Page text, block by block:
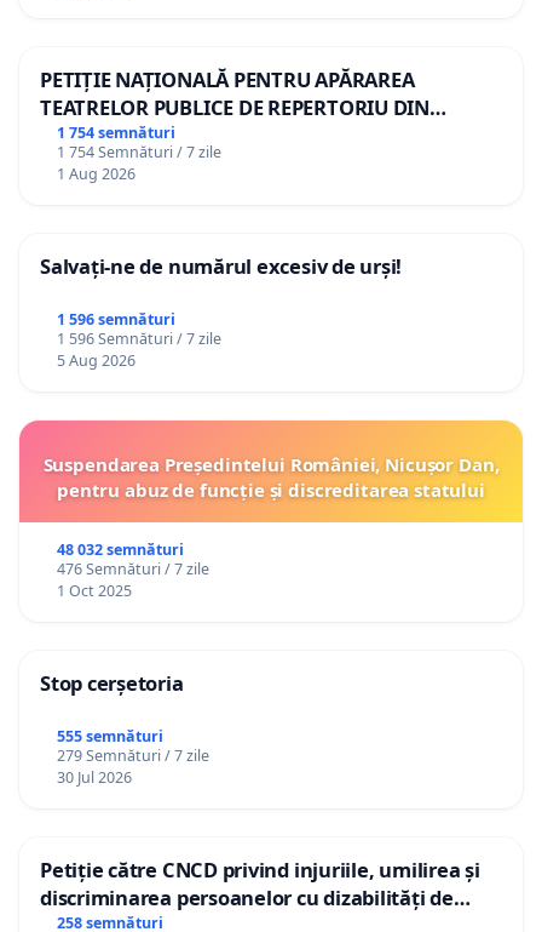
PETIȚIE NAȚIONALĂ PENTRU APĂRAREA
TEATRELOR PUBLICE DE REPERTORIU DIN
ROMÂNIA
1 754 semnături
1 754 Semnături / 7 zile
1 Aug 2026
Salvați-ne de numărul excesiv de urși!
1 596 semnături
1 596 Semnături / 7 zile
5 Aug 2026
Suspendarea Președintelui României, Nicușor Dan,
pentru abuz de funcție și discreditarea statului
48 032 semnături
476 Semnături / 7 zile
1 Oct 2025
Stop cerșetoria
555 semnături
279 Semnături / 7 zile
30 Jul 2026
Petiție către CNCD privind injuriile, umilirea și
discriminarea persoanelor cu dizabilități de
către utilizatorul TikTok „Gorici”
258 semnături